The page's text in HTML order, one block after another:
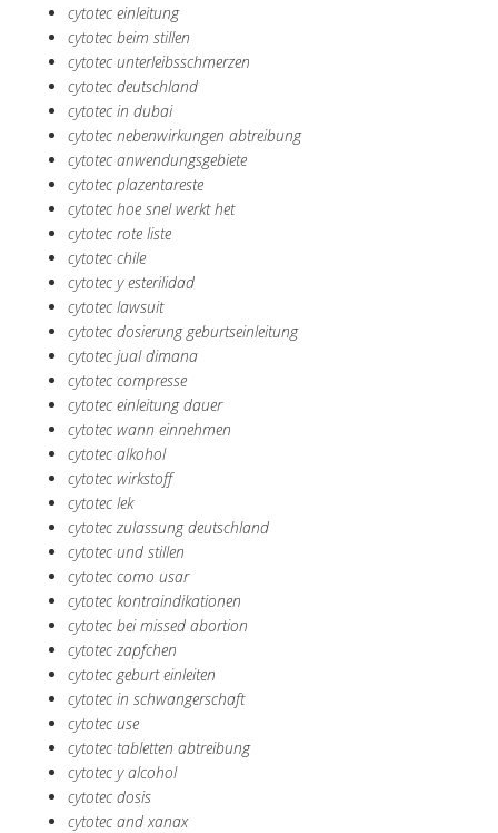
cytotec einleitung
cytotec beim stillen
cytotec unterleibsschmerzen
cytotec deutschland
cytotec in dubai
cytotec nebenwirkungen abtreibung
cytotec anwendungsgebiete
cytotec plazentareste
cytotec hoe snel werkt het
cytotec rote liste
cytotec chile
cytotec y esterilidad
cytotec lawsuit
cytotec dosierung geburtseinleitung
cytotec jual dimana
cytotec compresse
cytotec einleitung dauer
cytotec wann einnehmen
cytotec alkohol
cytotec wirkstoff
cytotec lek
cytotec zulassung deutschland
cytotec und stillen
cytotec como usar
cytotec kontraindikationen
cytotec bei missed abortion
cytotec zapfchen
cytotec geburt einleiten
cytotec in schwangerschaft
cytotec use
cytotec tabletten abtreibung
cytotec y alcohol
cytotec dosis
cytotec and xanax